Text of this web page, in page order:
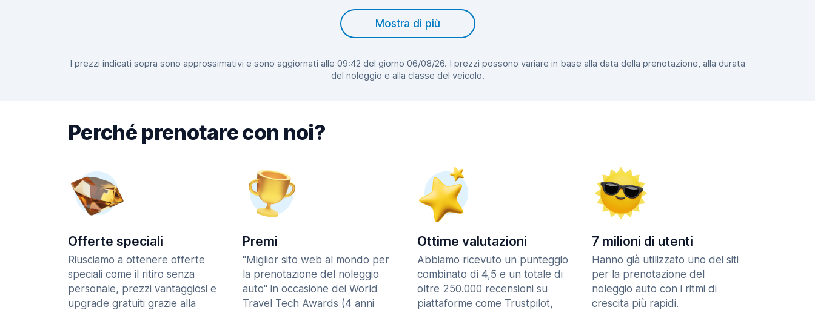
Mostra di più
I prezzi indicati sopra sono approssimativi e sono aggiornati alle 09:42 del giorno 06/08/26. I prezzi possono variare in base alla data della prenotazione, alla durata
del noleggio e alla classe del veicolo.
Perché prenotare con noi?
Offerte speciali
Riusciamo a ottenere offerte
speciali come il ritiro senza
personale, prezzi vantaggiosi e
upgrade gratuiti grazie alla
Premi
"Miglior sito web al mondo per
la prenotazione del noleggio
auto" in occasione dei World
Travel Tech Awards (4 anni
Ottime valutazioni
Abbiamo ricevuto un punteggio
combinato di 4,5 e un totale di
oltre 250.000 recensioni su
piattaforme come Trustpilot,
7 milioni di utenti
Hanno già utilizzato uno dei siti
per la prenotazione del
noleggio auto con i ritmi di
crescita più rapidi.